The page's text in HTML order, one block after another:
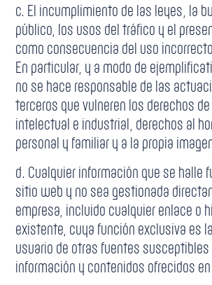
c. El incumplimiento de las leyes, la
público, los usos del tráfico y el
como consecuencia del uso
En particular, y a modo de
no se hace responsable de las
terceros que vulneren los derechos
intelectual e industrial, derechos al
personal y familiar y a la propia
d. Cualquier información que se halle
sitio web y no sea gestionada
empresa, incluido cualquier enlace o
existente, cuya función exclusiva es
usuario de otras fuentes susceptibles
información y contenidos ofrecidos